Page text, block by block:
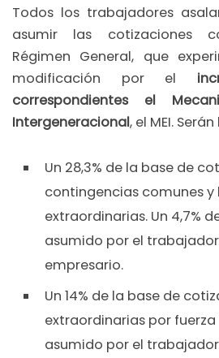
Todos los trabajadores
asumir las cotizaciones
Régimen General, que
modificación por el
correspondientes el
Intergeneracional, el MEI.
Un 28,3% de la base de
contingencias comunes y
extraordinarias. Un 4,7%
asumido por el trabajador
empresario.
Un 14% de la base de
extraordinarias por fuerza
asumido por el trabajador